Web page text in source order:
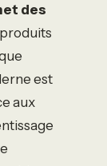
des
est
aux